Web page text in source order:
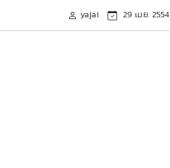
yajai 29 เม.ย. 2554